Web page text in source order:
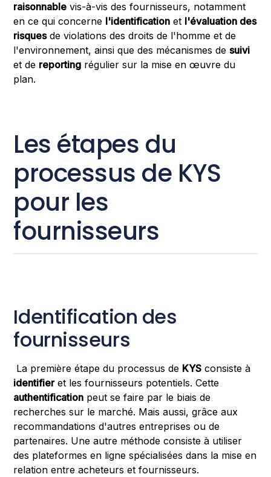
raisonnable vis-à-vis des fournisseurs, notamment
en ce qui concerne l'identification et l'évaluation des
risquesde violations des droits de l'homme et de
l'environnement, ainsi que des mécanismes desuivi
et de reporting régulier sur la mise en œuvre du
plan.
Les étapes du
processus de KYS
pour les
fournisseurs
Identification des
fournisseurs
La première étape du processus de KYS consiste à
identifieret les fournisseurs potentiels. Cette
authentification peut se faire par le biais de
recherches sur le marché. Mais aussi, grâce aux
recommandations d'autres entreprises ou de
partenaires. Une autre méthode consiste à utiliser
des plateformes en ligne spécialisées dans la mise en
relation entre acheteurs et fournisseurs.